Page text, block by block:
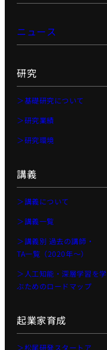
習
ディープ
テック起
ビジョナリ
ー・スタート
講義別 過去の講
師・TA一覧（2020
めのロードマップ
講義スライドダウンロ
ード
LLM 大規模言語モデ
ル講座2025講義ス
ニュース
研究
＞基礎研究について
＞研究業績
＞研究環境
講義
＞講義について
＞講義一覧
＞講義別 過去の講師・
TA一覧（2020年〜）
＞人工知能・深層学習を学
ぶためのロードマップ
起業家育成
＞松尾研発スタートア